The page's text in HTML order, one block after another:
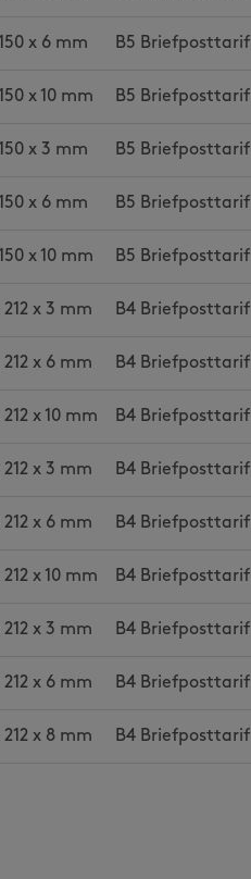
x 6 mm B5 Briefposttarif
x 10 mm B5 Briefposttarif
x 3 mm B5 Briefposttarif
x 6 mm B5 Briefposttarif
x 10 mm B5 Briefposttarif
212 x 3 mm B4 Briefposttarif
212 x 6 mm B4 Briefposttarif
x 10 mm B4 Briefposttarif
212 x 3 mm B4 Briefposttarif
212 x 6 mm B4 Briefposttarif
x 10 mm B4 Briefposttarif
212 x 3 mm B4 Briefposttarif
212 x 6 mm B4 Briefposttarif
212 x 8 mm B4 Briefposttarif